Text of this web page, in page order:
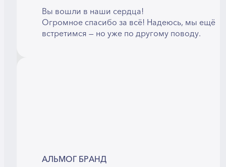
Вы вошли в наши сердца!
Огромное спасибо за всё! Надеюсь, мы ещё
встретимся — но уже по другому поводу.
АЛЬМОГ БРАНД